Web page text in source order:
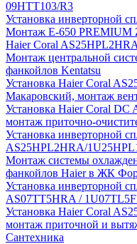
09HTT103/R3
Установка инверторной
Монтаж E-650 PREMIUM
Haier Coral
Монтаж центральной
фанкойлов Kentatsu
Установка Haier Coral
Макаровский, монтаж
Установка Haier Coral
монтаж приточно-
Установка инверторной
AS25HPL2HRA/
Монтаж системы
фанкойлов Haier в ЖК
Установка инверторной
AS07TT5HRA /
Установка Haier Coral
монтаж приточной и
Сантехника